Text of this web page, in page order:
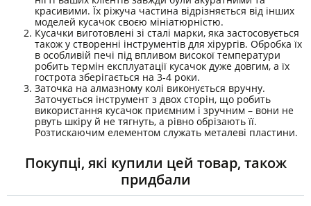
красивими. Їх ріжуча частина відрізняється від інших
моделей кусачок своєю мініатюрністю.
Кусачки виготовлені зі сталі марки, яка застосовується
також у створенні інструментів для хірургів. Обробка їх
в особливій печі під впливом високої температури
робить термін експлуатації кусачок дуже довгим, а їх
гострота зберігається на 3-4 роки.
Заточка на алмазному колі виконується вручну.
Заточується інструмент з двох сторін, що робить
використання кусачок приємним і зручним – вони не
рвуть шкіру й не тягнуть, а рівно обрізають її.
Розтискаючим елементом служать металеві пластини.
Покупці, які купили цей товар, також
придбали